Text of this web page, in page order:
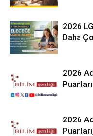
2026
Daha
2026
Puanları
2026